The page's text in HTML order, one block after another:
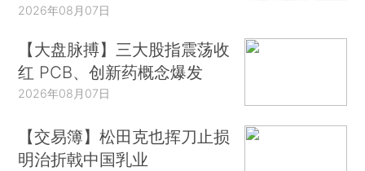
2026年08月07日
【大盘脉搏】三大股指震荡收
红 PCB、创新药概念爆发
2026年08月07日
【交易簿】松田克也挥刀止损
明治折戟中国乳业